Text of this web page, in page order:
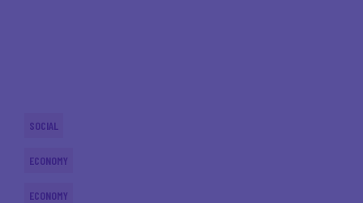
SOCIAL
ECONOMY
ECONOMY